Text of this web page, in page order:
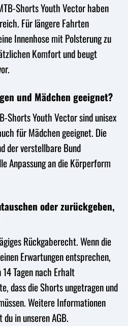
Shorts Youth Vector haben
Für längere Fahrten
Innenhose mit Polsterung zu
Komfort und beugt
und Mädchen geeignet?
Shorts Youth Vector sind unisex
für Mädchen geeignet. Die
der verstellbare Bund
Anpassung an die Körperform
oder zurückgeben,
Rückgaberecht. Wenn die
Erwartungen entsprechen,
Tagen nach Erhalt
dass die Shorts ungetragen und
Weitere Informationen
in unseren AGB.